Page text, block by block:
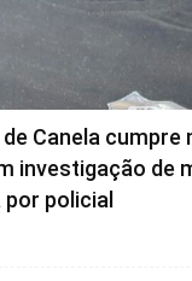
Canela cumpre
investigação de
policial